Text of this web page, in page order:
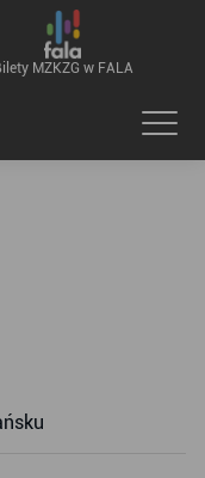
MZKZG w FALA